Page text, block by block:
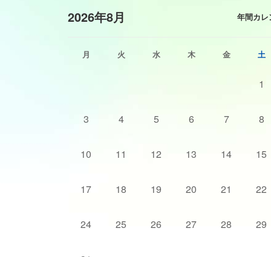
2026年8月 年間カレ
月 火 水 木 金 土
1
3 4 5 6 7 8
10 11 12 13 14 15
17 18 19 20 21 22
24 25 26 27 28 29